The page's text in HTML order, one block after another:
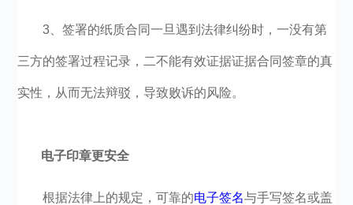
3、签署的纸质合同一旦遇到法律纠纷时，一没有第
三方的签署过程记录，二不能有效证据证据合同签章的真
实性，从而无法辩驳，导致败诉的风险。
电子印章更安全
根据法律上的规定，可靠的电子签名与手写签名或盖